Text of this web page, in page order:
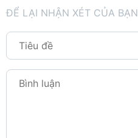
ĐỂ LẠI NHẬN XÉT CỦA BẠN